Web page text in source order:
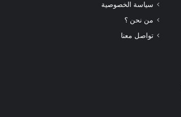
سياسة الخصوصية
من نحن ؟
تواصل معنا